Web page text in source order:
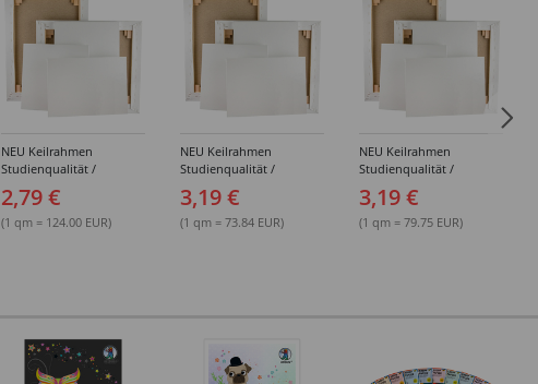
NEU Keilrahmen
Studienqualität /
Leinwand Basic,
mehrfach grundiert,
15x15 cm - Einzeln &
2,79 €
(1 qm = 124.00 EUR)
NEU Keilrahmen
Studienqualität /
Leinwand Basic,
mehrfach grundiert,
18x24 cm - Einzeln &
3,19 €
(1 qm = 73.84 EUR)
NEU Keilrahmen
Studienqualität /
Leinwand Basic,
mehrfach grundiert,
20x20 cm - Einzeln &
3,19 €
(1 qm = 79.75 EUR)